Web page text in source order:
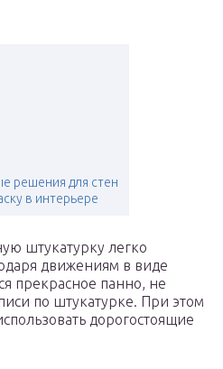
решения для стен
в интерьере
штукатурку легко
движениям в виде
прекрасное панно, не
по штукатурке. При этом
дорогостоящие